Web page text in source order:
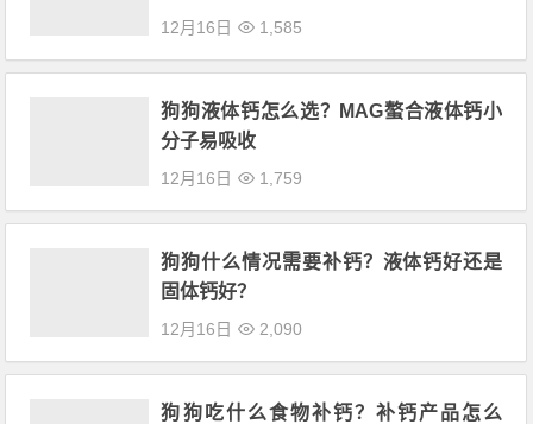
12月16日 1,585
狗狗液体钙怎么选？MAG螯合液体钙小
分子易吸收
12月16日 1,759
狗狗什么情况需要补钙？液体钙好还是
固体钙好？
12月16日 2,090
狗狗吃什么食物补钙？补钙产品怎么